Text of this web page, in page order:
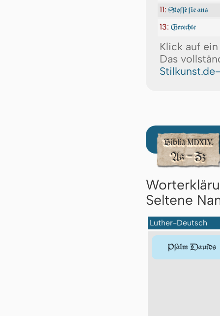
11: Stoſſe ſie ans
13: Gerechte
Klick auf
Das
Seltene
Luther-Deutsch
Pſalm Dauids